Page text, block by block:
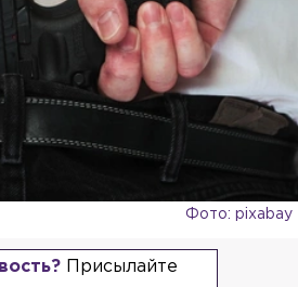
Фото: pixabay
Присылайте